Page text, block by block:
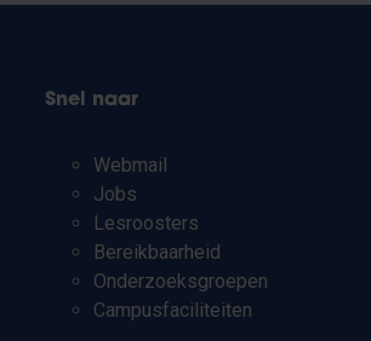
Snel naar
Webmail
Jobs
Lesroosters
Bereikbaarheid
Onderzoeksgroepen
Campusfaciliteiten